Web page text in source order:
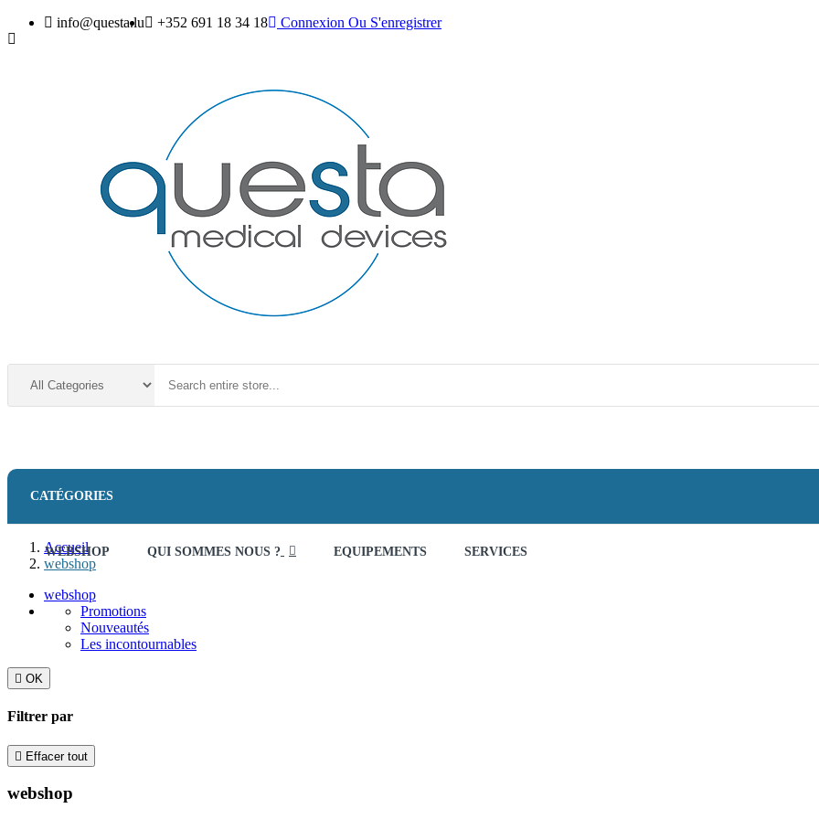
info@questa.lu +352 691 18 34 18 Connexion Ou S'enregistrer
CATÉGORIES
WEBSHOP QUI SOMMES NOUS ? EQUIPEMENTS SERVICES
Accueil
webshop
webshop
Promotions
Nouveautés
Les incontournables
 OK
Filtrer par
 Effacer tout
webshop